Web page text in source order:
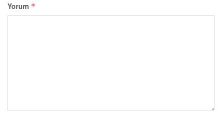
Yorum *